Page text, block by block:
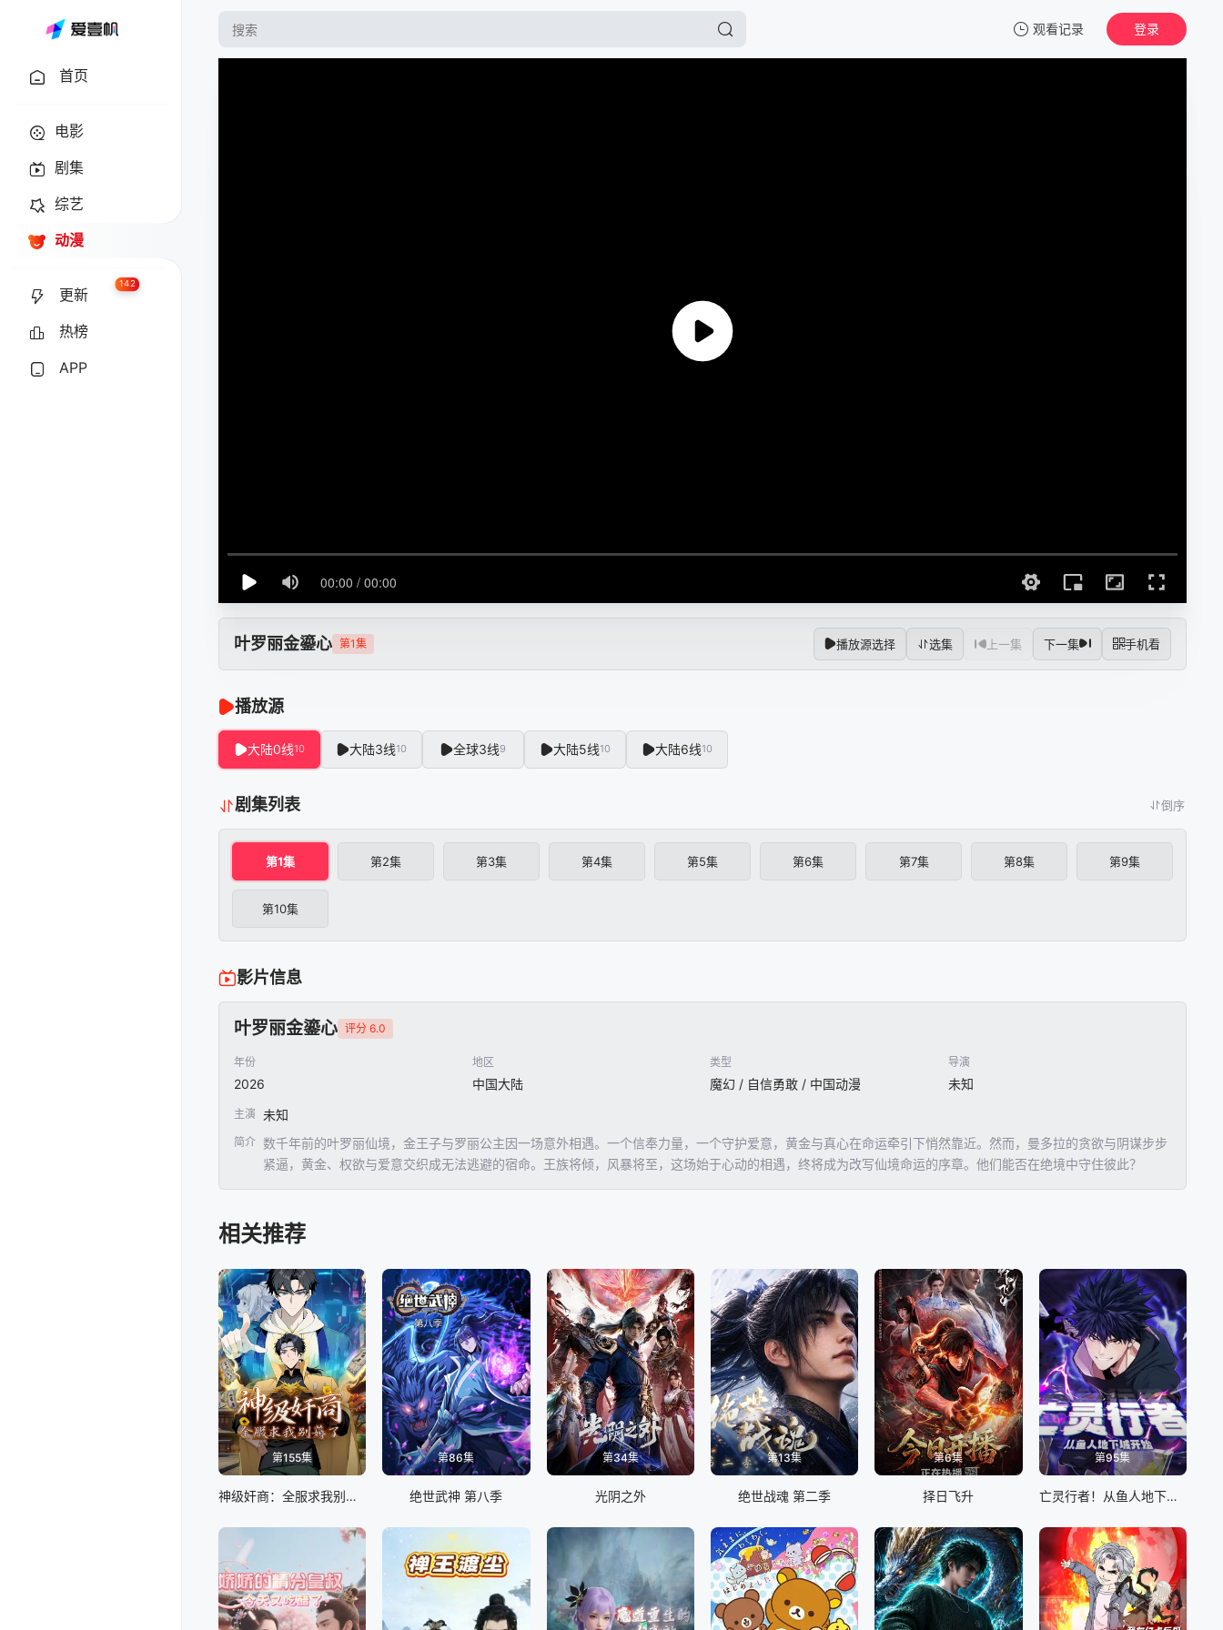
观看记录 登录
首页
电影
剧集
综艺
动漫
更新
142
热榜
APP
叶罗丽金鎏心 第1集 播放源选择 选集 上一集 下一集 手机看
播放源
大陆0线10 大陆3线10 全球3线9 大陆5线10 大陆6线10
剧集列表 倒序
第1集 第2集 第3集 第4集 第5集 第6集 第7集 第8集 第9集
第10集
影片信息
叶罗丽金鎏心 评分 6.0
年份
2026
地区
中国大陆
类型
魔幻 / 自信勇敢 / 中国动漫
导演
未知
主演 未知
简介 数千年前的叶罗丽仙境，金王子与罗丽公主因一场意外相遇。一个信奉力量，一个守护爱意，黄金与真心在命运牵引下悄然靠近。然而，曼多拉的贪欲与阴谋步步
紧逼，黄金、权欲与爱意交织成无法逃避的宿命。王族将倾，风暴将至，这场始于心动的相遇，终将成为改写仙境命运的序章。他们能否在绝境中守住彼此？
相关推荐
第155集
神级奸商：全服求我别薅了 动态漫画
第86集
绝世武神 第八季
第34集
光阴之外
第13集
绝世战魂 第二季
第6集
择日飞升
第95集
亡灵行者！从鱼人地下城开始 动态漫画